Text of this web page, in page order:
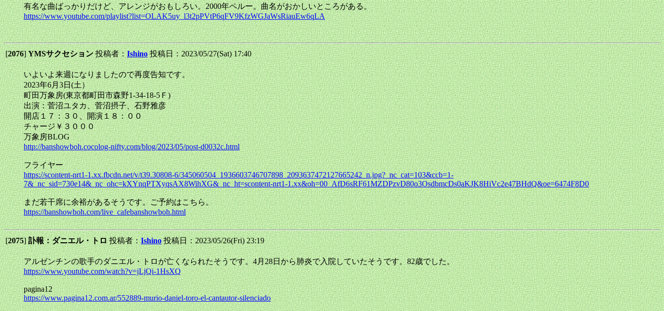
有名な曲ばっかりだけど、アレンジがおもしろい。2000年ペルー。曲名がおかしいところがある。
https://www.youtube.com/playlist?list=OLAK5uy_l3t2pPVtP6qFV9KfzWGJaWsRiauEw6qLA
[2076]YMSサクセション投稿者：Ishino 投稿日：2023/05/27(Sat) 17:40
いよいよ来週になりましたので再度告知です。
2023年6月3日(土）
町田万象房(東京都町田市森野1-34-18-5Ｆ)
出演：菅沼ユタカ、菅沼摂子、石野雅彦
開店１７：３０、開演１８：００
チャージ￥３０００
万象房BLOG
http://banshowboh.cocolog-nifty.com/blog/2023/05/post-d0032c.html
フライヤー
https://scontent-nrt1-1.xx.fbcdn.net/v/t39.30808-6/345060504_1936603746707898_2093637472127665242_n.jpg?_nc_cat=103&ccb=1-
7&_nc_sid=730e14&_nc_ohc=kXYnqPTXyqsAX8WihXG&_nc_ht=scontent-nrt1-1.xx&oh=00_AfD6sRF61MZDPzvD80o3OsdbmcDs0aKJK8HiVc2e47BHdQ&oe=6474F8D0
まだ若干席に余裕があるそうです。ご予約はこちら。
https://banshowboh.com/live_cafebanshowboh.html
[2075]訃報：ダニエル・トロ投稿者：Ishino 投稿日：2023/05/26(Fri) 23:19
アルゼンチンの歌手のダニエル・トロが亡くなられたそうです。4月28日から肺炎で入院していたそうです。82歳でした。
https://www.youtube.com/watch?v=jLjQi-1HsXQ
pagina12
https://www.pagina12.com.ar/552889-murio-daniel-toro-el-cantautor-silenciado